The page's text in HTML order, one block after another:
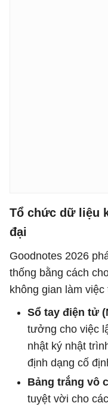
Tổ chức dữ liệu
đại
Goodnotes 2026
thống bằng cách
không gian làm
Sổ tay điện tử
tưởng cho việc
nhật ký nhật
định dạng cố
Bảng trắng vô
tuyệt vời cho